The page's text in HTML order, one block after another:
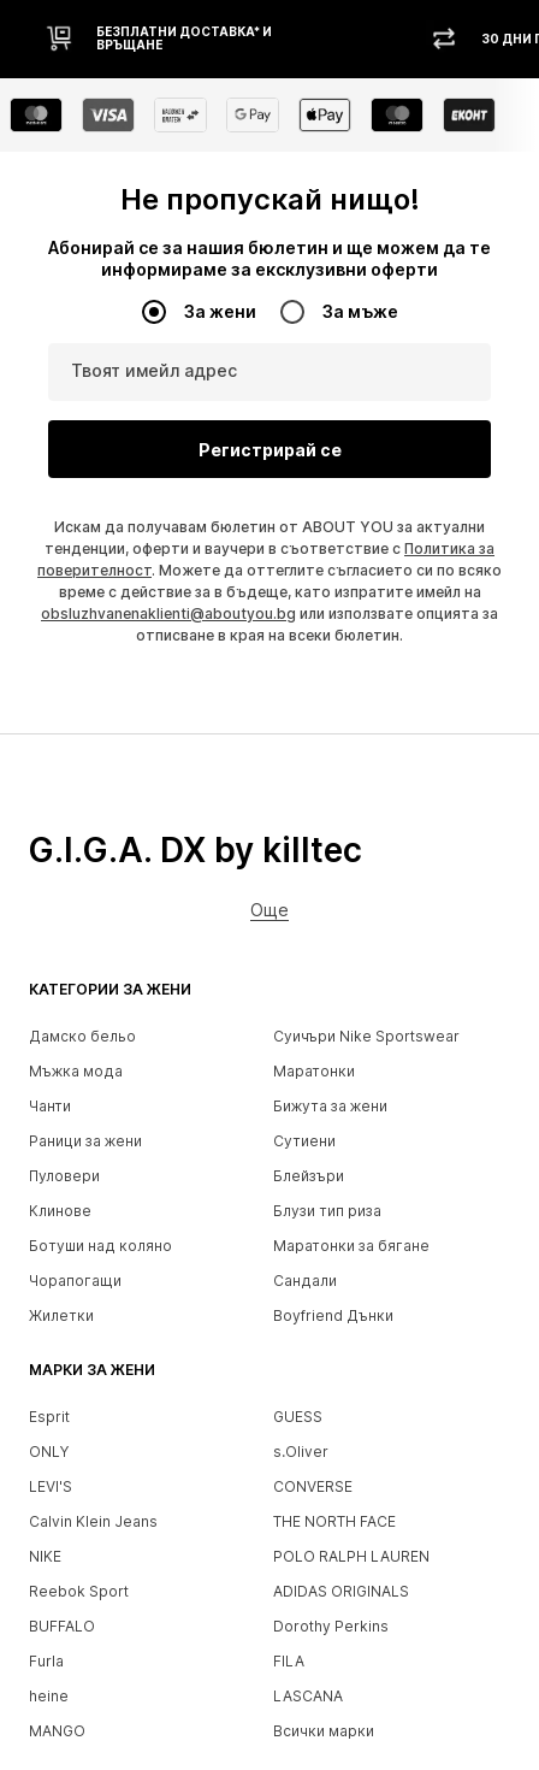
БЕЗПЛАТНИ ДОСТАВКА* И
ВРЪЩАНЕ
30 ДНИ
Не пропускай нищо!
Абонирай се за нашия бюлетин и ще можем да те
информираме за ексклузивни оферти
За жени За мъже
Твоят имейл адрес
Регистрирай се
Искам да получавам бюлетин от ABOUT YOU за актуални
тенденции, оферти и ваучери в съответствие с Политика за
поверителност. Можете да оттеглите съгласието си по всяко
време с действие за в бъдеще, като изпратите имейл на
obsluzhvanenaklienti@aboutyou.bg или използвате опцията за
отписване в края на всеки бюлетин.
КАТЕГОРИИ ЗА ЖЕНИ
Дамско бельо
Суичъри Nike Sportswear
Мъжка мода
Маратонки
Чанти
Бижута за жени
Раници за жени
Сутиени
Пуловери
Блейзъри
Клинове
Блузи тип риза
Ботуши над коляно
Маратонки за бягане
Чорапогащи
Сандали
Жилетки
Boyfriend Дънки
МАРКИ ЗА ЖЕНИ
Esprit
GUESS
ONLY
s.Oliver
LEVI'S
CONVERSE
Calvin Klein Jeans
THE NORTH FACE
NIKE
POLO RALPH LAUREN
Reebok Sport
ADIDAS ORIGINALS
BUFFALO
Dorothy Perkins
Furla
FILA
heine
LASCANA
MANGO
Всички марки
G.I.G.A. DX by killtec
Още